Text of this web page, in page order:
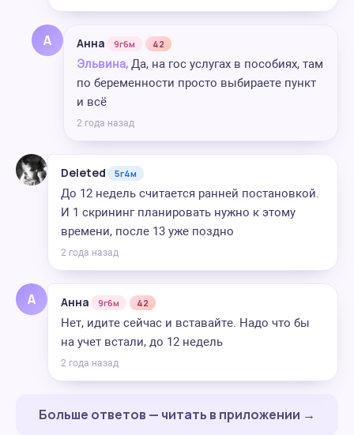
А Анна 9г6м 42
Эльвина, Да, на гос услугах в пособиях, там
по беременности просто выбираете пункт
и всё
2 года назад
Deleted 5г4м
До 12 недель считается ранней постановкой.
И 1 скрининг планировать нужно к этому
времени, после 13 уже поздно
2 года назад
А Анна 9г6м 42
Нет, идите сейчас и вставайте. Надо что бы
на учет встали, до 12 недель
2 года назад
Больше ответов — читать в приложении →